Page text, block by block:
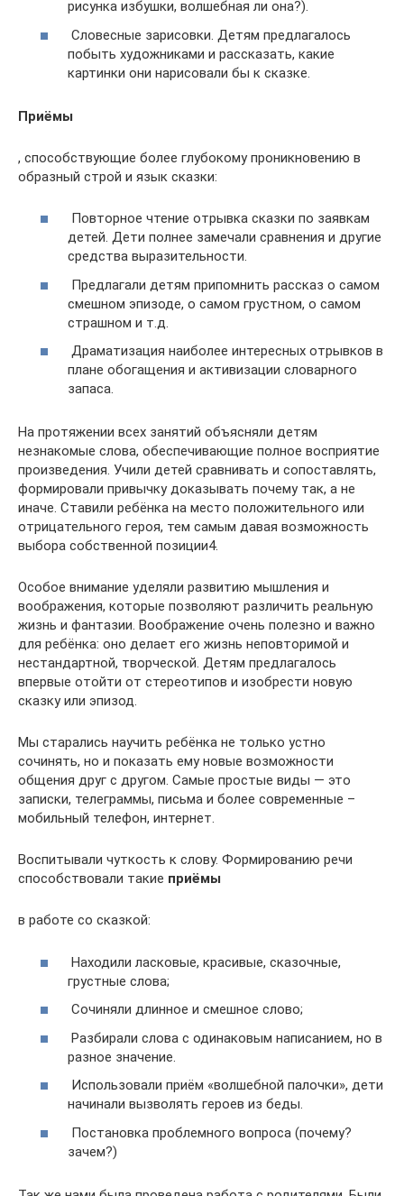
рисунка избушки, волшебная ли она?).
Словесные зарисовки. Детям предлагалось
побыть художниками и рассказать, какие
картинки они нарисовали бы к сказке.
Приёмы
, способствующие более глубокому проникновению в
образный строй и язык сказки:
Повторное чтение отрывка сказки по заявкам
детей. Дети полнее замечали сравнения и другие
средства выразительности.
Предлагали детям припомнить рассказ о самом
смешном эпизоде, о самом грустном, о самом
страшном и т.д.
Драматизация наиболее интересных отрывков в
плане обогащения и активизации словарного
запаса.
На протяжении всех занятий объясняли детям
незнакомые слова, обеспечивающие пoлное восприятие
произведения. Учили детей сравнивать и сопоставлять,
формировали привычку доказывать почему так, а не
иначе. Ставили ребёнка на место положительного или
отрицательного героя, тем самым давая возможность
выбора собственной позиции4.
Особое внимание уделяли развитию мышления и
воображения, которые позволяют различить реальную
жизнь и фантазии. Воображение очень полезно и важно
для ребёнка: оно делает его жизнь неповторимой и
нестандартной, творческой. Детям предлагалось
впервые отойти от стереотипов и изобрести новую
сказку или эпизод.
Мы старались научить ребёнка не только устно
сочинять, но и показать ему новые возможности
общения друг с другом. Самые простые виды — это
записки, телеграммы, письма и более современные –
мобильный телефон, интернет.
Воспитывали чуткость к слову. Формирoванию речи
способствовали такие приёмы
в работе со сказкой:
Находили ласковые, красивые, сказочные,
грустные слова;
Сочиняли длинное и смешное слово;
Разбирали слова с одинаковым написанием, но в
разное значение.
Использовали приём «волшебной палочки», дети
начинали вызволять героев из беды.
Постановка проблемного вопроса (почему?
зачем?)